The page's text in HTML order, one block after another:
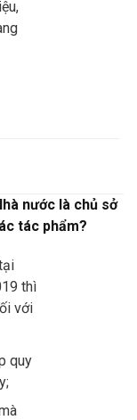
nước là chủ sở
tác phẩm?
thì
với
quy